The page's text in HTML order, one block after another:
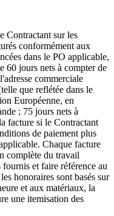
Contractant sur les
conformément aux
dans le PO applicable,
60 jours nets à compter de
commerciale
que reflétée dans le
Européenne, en
; 75 jours nets à
facture si le Contractant
de paiement plus
Chaque facture
complète du travail
et faire référence au
honoraires sont basés sur
et aux matériaux, la
une itemisation des